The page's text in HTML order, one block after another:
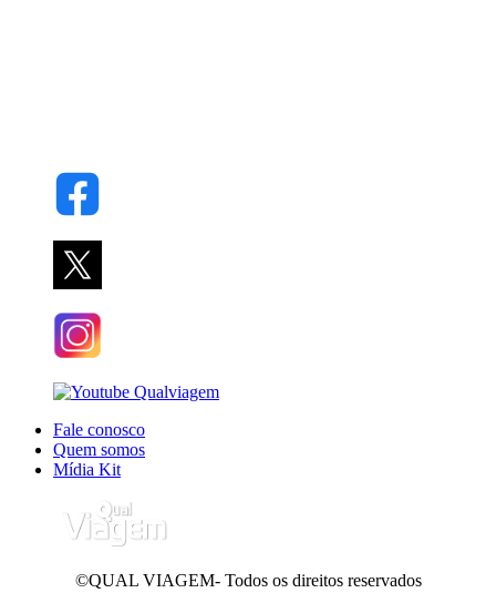
Fale conosco
Quem somos
Mídia Kit
©QUAL VIAGEM- Todos os direitos reservados